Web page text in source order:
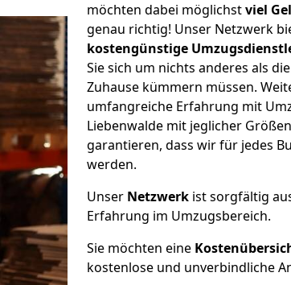
möchten dabei möglichstviel
genau richtig! Unser Netzwerk
kostengünstige
Sie sich um nichts anderes als
Zuhause kümmern müssen.
umfangreiche Erfahrung mit
Liebenwalde mit jeglicher
garantieren, dass wir für jedes
werden.
Unser Netzwerk ist sorgfältig
Erfahrung im Umzugsbereich.
Sie möchten eine
kostenlose und unverbindliche